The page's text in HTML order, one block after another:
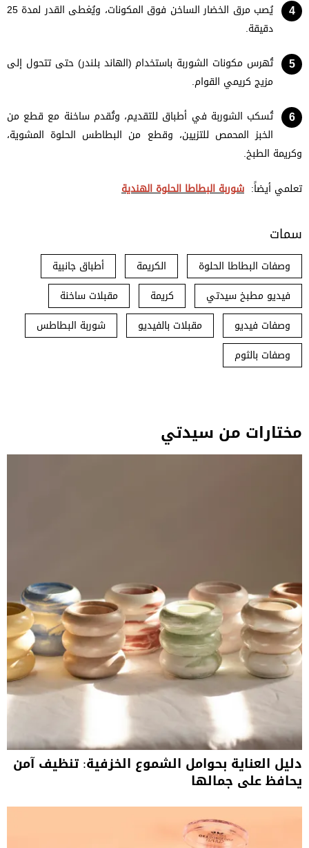
يُصب مرق الخضار الساخن فوق المكونات، ويُغطى القدر لمدة 25
دقيقة.
تُهرس مكونات الشوربة باستخدام (الهاند بلندر) حتى تتحول إلى
مزيج كريمي القوام.
تُسكب الشوربة في أطباق للتقديم، وتُقدم ساخنة مع قطع من
الخبز المحمص للتزيين، وقطع من البطاطس الحلوة المشوية،
وكريمة الطبخ.
تعلمي أيضاً: شوربة البطاطا الحلوة الهندية
سمات
وصفات البطاطا الحلوة الكريمة
أطباق جانبية
فيديو مطبخ سيدتي
كريمة
مقبلات ساخنة
وصفات فيديو
مقبلات بالفيديو
شوربة البطاطس
وصفات بالثوم
مختارات من سيدتي
دليل العناية بحوامل الشموع الخزفية: تنظيف آمن
يحافظ على جمالها